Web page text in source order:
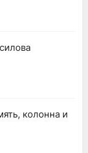
колонна и